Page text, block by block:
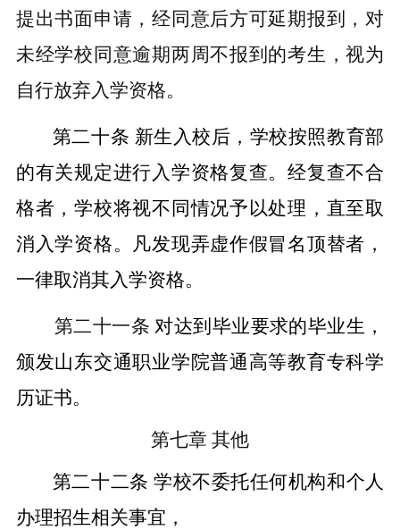
提出书面申请，经同意后方可延期报到，对
未经学校同意逾期两周不报到的考生，视为
自行放弃入学资格。
第二十条 新生入校后，学校按照教育部
的有关规定进行入学资格复查。经复查不合
格者，学校将视不同情况予以处理，直至取
消入学资格。凡发现弄虚作假冒名顶替者，
一律取消其入学资格。
第二十一条 对达到毕业要求的毕业生 ，
颁发山东交通职业学院普通高等教育专科学
历证书。
第七章 其他
第二十二条 学校不委托任何机构和个人
办理招生相关事宜，